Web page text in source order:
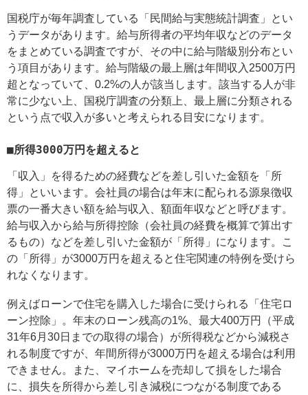
国税庁が毎年調査している「民間給与実態統計調査」とい
うデータがあります。給与所得者の平均年収などのデータ
をまとめている調査ですが、その中に給与階級別分布とい
う項目があります。給与階級の最上層は年間収入2500万円
超となっていて、0.2%の人が該当します。該当する人が非
常に少ない上、国税庁調査の分類上、最上層に分類される
という点で収入が多いと考えられる目安になります。
■所得3000万円を超えると
「収入」を得るための経費などを差し引いた金額を「所
得」といいます。会社員の場合は年末に配られる源泉徴収
票の一番大きい額を給与収入、額面年収などと呼びます。
給与収入から給与所得控除（会社員の経費を概算で算出す
るもの）などを差し引いた金額が「所得」になります。こ
の「所得」が3000万円を超えると住宅関連の特例を受けら
れなくなります。
例えばローンで住宅を購入した場合に受けられる「住宅ロ
ーン控除」。年末のローン残高の1%、最大400万円（平成
31年6月30日までの取得の場合）が所得税などから減税さ
れる制度ですが、年間所得が3000万円を超える場合は利用
できません。また、マイホームを売却して損をした場合
に、損失を所得から差し引き減税につながる制度である